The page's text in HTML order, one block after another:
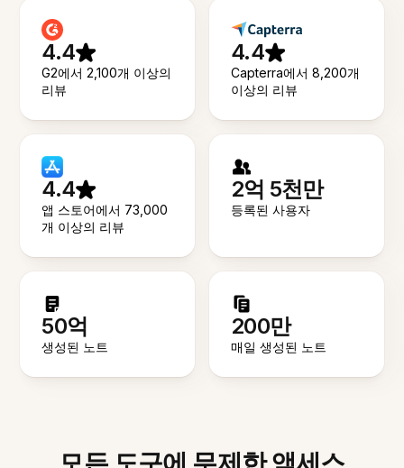
4.4
G2에서 2,100개 이상의
리뷰
4.4
Capterra에서 8,200개
이상의 리뷰
4.4
앱 스토어에서 73,000
개 이상의 리뷰
2억 5천만
등록된 사용자
50억
생성된 노트
200만
매일 생성된 노트